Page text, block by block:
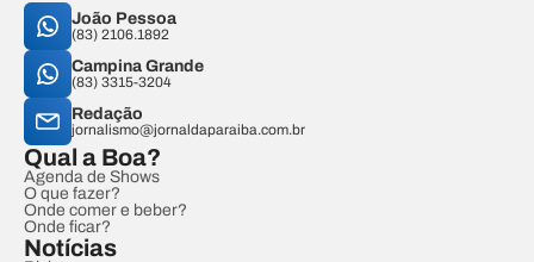
João Pessoa
(83) 2106.1892
Campina Grande
(83) 3315-3204
Redação
jornalismo@jornaldaparaiba.com.br
Qual a Boa?
Agenda de Shows
O que fazer?
Onde comer e beber?
Onde ficar?
Notícias